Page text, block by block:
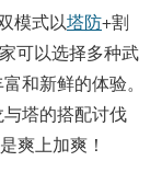
模式以塔防+割
可以选择多种武
和新鲜的体验。
塔的搭配讨伐
爽上加爽！